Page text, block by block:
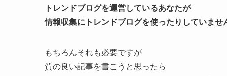
トレンドブログを運営しているあなたが
情報収集にトレンドブログを使ったりしていませ
もちろんそれも必要ですが
質の良い記事を書こうと思ったら